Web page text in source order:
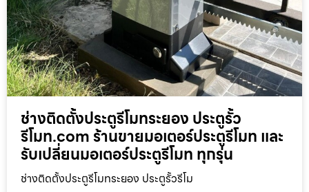
ช่างติดตั้งประตูรีโมทระยอง ประตูรั้ว
รีโมท.com ร้านขายมอเตอร์ประตูรีโมท และ
รับเปลี่ยนมอเตอร์ประตูรีโมท ทุกรุ่น
ช่างติดตั้งประตูรีโมทระยอง ประตูรั้วรีโม